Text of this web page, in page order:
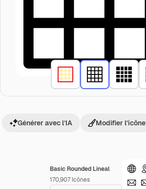
Basic Rounded Lineal
170,907 Icônes
Générer avec l’IA Modifier l’icône